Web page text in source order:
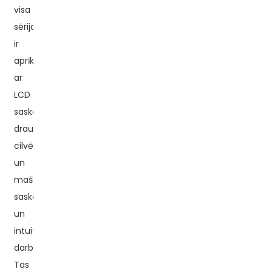
visa
sērija
ir
aprīkota
ar
LCD
saskarni,
draudzīgu
cilvēka
un
mašīnas
saskarni
un
intuitīvu
darbību.
Tas